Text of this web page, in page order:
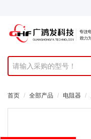
首页 全部产品 电阻器